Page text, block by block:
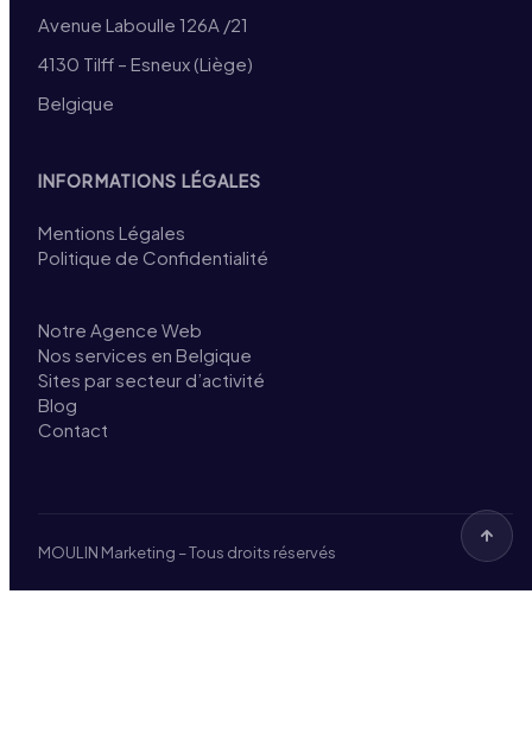
Avenue Laboulle 126A /21
4130 Tilff – Esneux (Liège)
Belgique
INFORMATIONS LÉGALES
Mentions Légales
Politique de Confidentialité
Notre Agence Web
Nos services en Belgique
Sites par secteur d’activité
Blog
Contact
MOULIN Marketing – Tous droits réservés